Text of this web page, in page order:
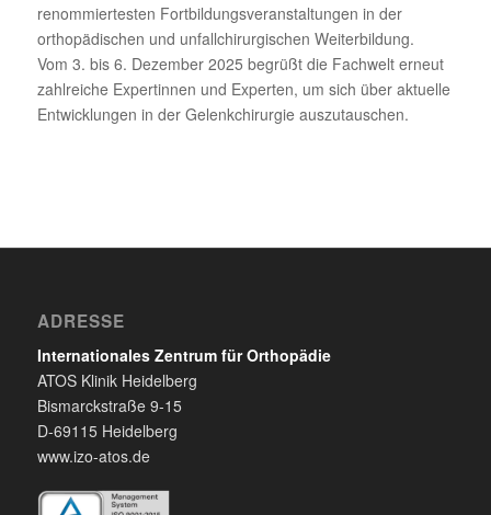
renommiertesten Fortbildungsveranstaltungen in der
orthopädischen und unfallchirurgischen Weiterbildung.
Vom 3. bis 6. Dezember 2025 begrüßt die Fachwelt erneut
zahlreiche Expertinnen und Experten, um sich über aktuelle
Entwicklungen in der Gelenkchirurgie auszutauschen.
ADRESSE
Internationales Zentrum für Orthopädie
ATOS Klinik Heidelberg
Bismarckstraße 9-15
D-69115 Heidelberg
www.izo-atos.de